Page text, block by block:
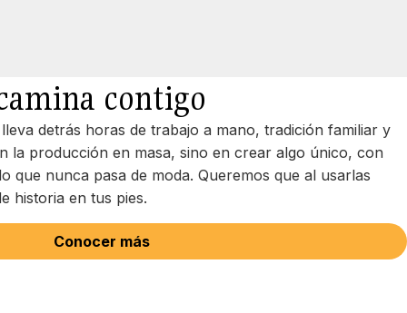
contigo
detrás horas de trabajo a mano, tradición familiar y
la producción en masa, sino en crear algo único, con
que nunca pasa de moda. Queremos que al usarlas
historia en tus pies.
Conocer más